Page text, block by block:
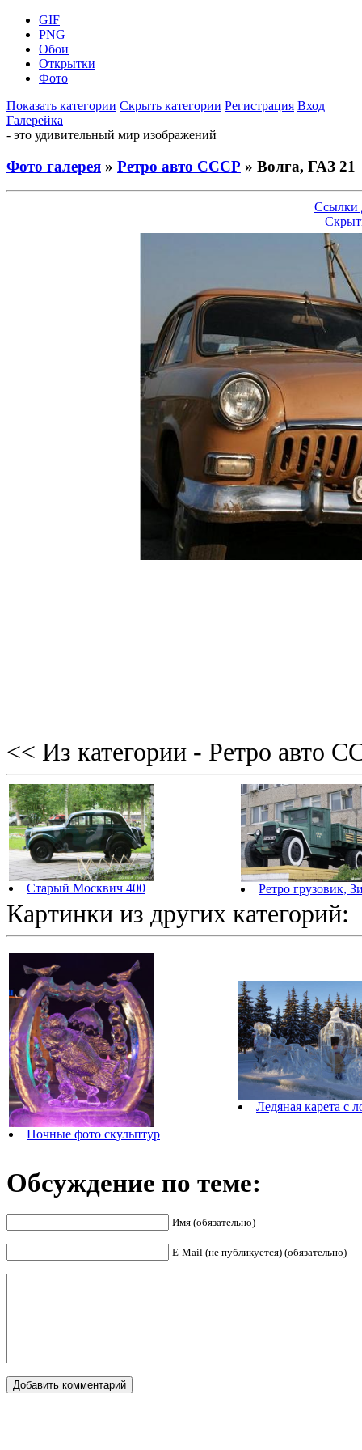
GIF
PNG
Обои
Открытки
Фото
Показать категории Скрыть категории Регистрация Вход
Галерейка
- это удивительный мир изображений
Фото галерея » Ретро авто СССР » Волга, ГАЗ 21
Ссылки
<< Из категории - Ретро авто
Старый Москвич 400 Ретро грузовик,
Картинки из других категорий:
Ночные фото скульптур
Ледяная карета с
Обсуждение по теме:
Имя (обязательно)
E-Mail (не публикуется) (обязательно)